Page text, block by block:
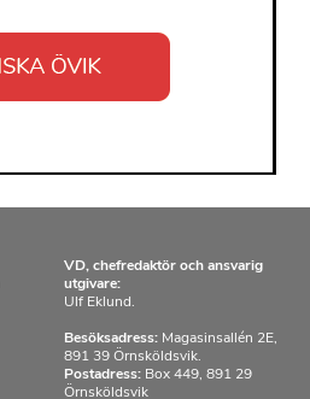
VD, chefredaktör och ansvarig
utgivare:
Ulf Eklund.
Besöksadress: Magasinsallén 2E,
891 39 Örnsköldsvik.
Postadress: Box 449, 891 29
Örnsköldsvik